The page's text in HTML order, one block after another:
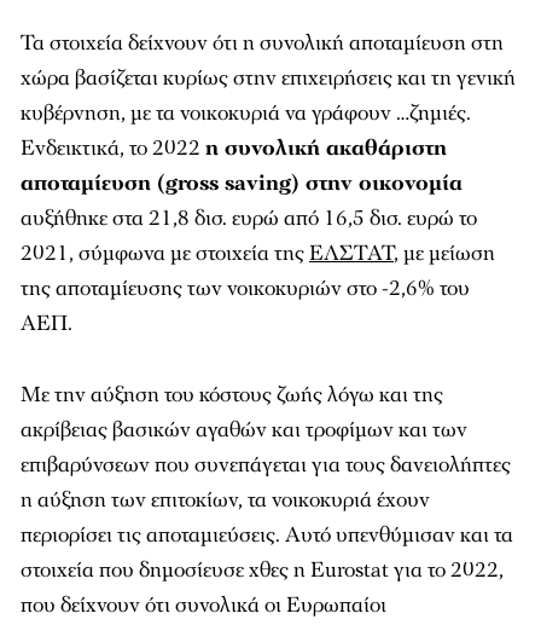
Τα στοιχεία δείχνουν ότι η συνολική αποταμίευση στη
χώρα βασίζεται κυρίως στην επιχειρήσεις και τη γενική
κυβέρνηση, με τα νοικοκυριά να γράφουν …ζημιές.
Ενδεικτικά, το 2022 η συνολική ακαθάριστη
αποταμίευση (gross saving) στην οικονομία
αυξήθηκε στα 21,8 δισ. ευρώ από 16,5 δισ. ευρώ το
2021, σύμφωνα με στοιχεία τηςΕΛΣΤΑΤ, με μείωση
της αποταμίευσης των νοικοκυριών στο -2,6% του
ΑΕΠ.
Με την αύξηση του κόστους ζωής λόγω και της
ακρίβειας βασικών αγαθών και τροφίμων και των
επιβαρύνσεων που συνεπάγεται για τους δανειολήπτες
η αύξηση των επιτοκίων, τα νοικοκυριά έχουν
περιορίσει τις αποταμιεύσεις. Αυτό υπενθύμισαν και τα
στοιχεία που δημοσίευσε χθες η Eurostat για το 2022,
που δείχνουν ότι συνολικά οι Ευρωπαίοι